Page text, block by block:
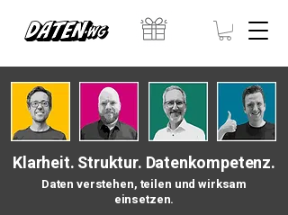
Klarheit. Struktur. Datenkompetenz.
Daten verstehen, teilen und wirksam
einsetzen.